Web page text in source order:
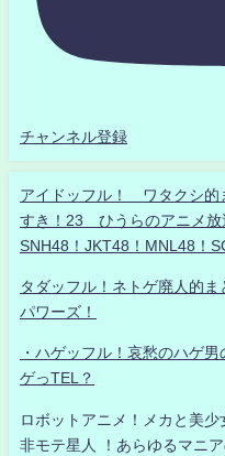
チャンネル登録
アイドッフル！ ワタクシ
すき！23 ひうらのアニメ
SNH48！JKT48！MNL48！
タダッフル！ネトゲ廃人的
パワーズ！
・ハゲッフル！哀愁のハゲ
ゲっTEL？
ロボットアニメ！メカと美
非モテ星人 ！あらゆるマニ